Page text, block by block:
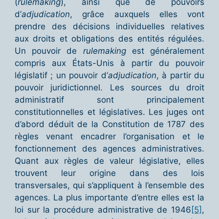
d’adjudication, grâce auxquels elles vont
prendre des décisions individuelles relatives
aux droits et obligations des entités régulées.
Un pouvoir de rulemakingest généralement
compris aux États-Unis à partir du pouvoir
législatif ; un pouvoir d’adjudication, à partir du
pouvoir juridictionnel. Les sources du droit
administratif sont principalement
constitutionnelles et législatives. Les juges ont
d’abord déduit de la Constitution de 1787 des
règles venant encadrer l’organisation et le
fonctionnement des agences administratives.
Quant aux règles de valeur législative, elles
trouvent leur origine dans des lois
transversales, qui s’appliquent à l’ensemble des
agences. La plus importante d’entre elles est la
loi sur la procédure administrative de 1946 [5] ,